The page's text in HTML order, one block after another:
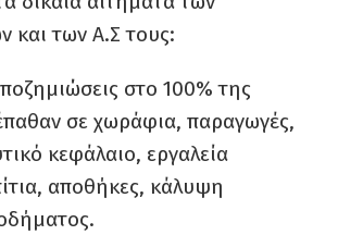
και των Α.Σ τους:
στο 100% της
σε χωράφια, παραγωγές,
κεφάλαιο, εργαλεία
αποθήκες, κάλυψη